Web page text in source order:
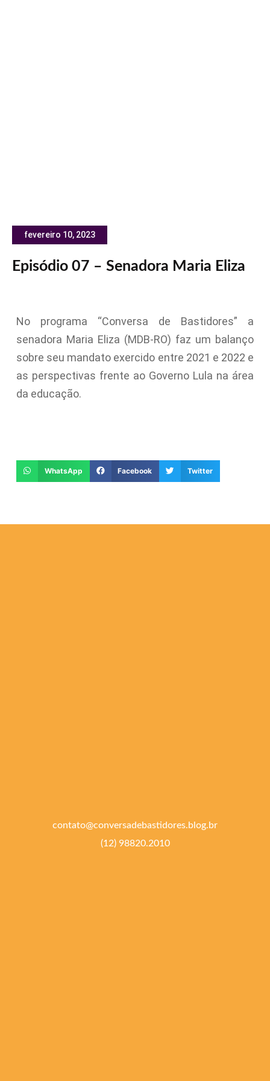
fevereiro 10, 2023
Episódio 07 – Senadora Maria Eliza
No programa “Conversa de Bastidores” a
senadora Maria Eliza (MDB-RO) faz um balanço
sobre seu mandato exercido entre 2021 e 2022 e
as perspectivas frente ao Governo Lula na área
da educação.
WhatsApp Facebook Twitter
contato@conversadebastidores.blog.br
(12) 98820.2010